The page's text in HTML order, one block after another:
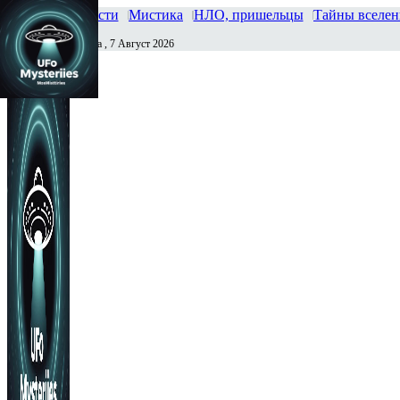
Главная Новости Мистика НЛО, пришельцы Тайны
Сегодня Пятница , 7 Август 2026